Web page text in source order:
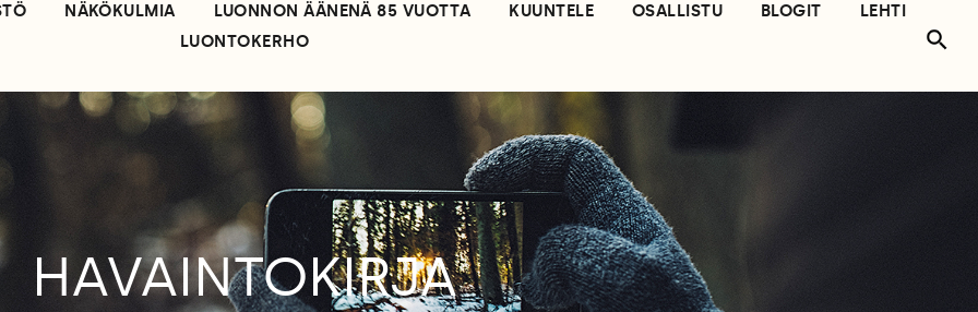
NÄKÖKULMIA LUONNON ÄÄNENÄ 85 VUOTTA KUUNTELE OSALLISTU BLOGIT
LEHTI
LUONTOKERHO
HAVAINTOKIRJA